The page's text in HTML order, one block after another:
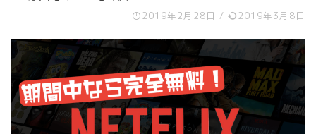
2019年2月28日 / 2019年3月8日